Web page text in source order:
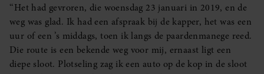
‘‘Het had gevroren, die woensdag 23 januari in 2019, en de
weg was glad. Ik had een afspraak bij de kapper, het was een
uur of een ’s middags, toen ik langs de paardenmanege reed.
Die route is een bekende weg voor mij, ernaast ligt een
diepe sloot. Plotseling zag ik een auto op de kop in de sloot